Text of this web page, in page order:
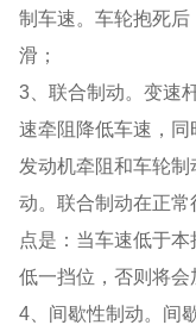
制车速。车轮抱死
滑；
3、联合制动。变速
速牵阻降低车速，
发动机牵阻和车轮
动。联合制动在正
点是：当车速低于
低一挡位，否则将会
4、间歇性制动。间